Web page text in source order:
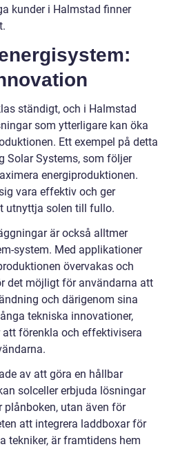
kunder i Halmstad finner
ständigt, och i Halmstad
som ytterligare kan öka
Ett exempel på detta
Solar Systems, som följer
energiproduktionen.
vara effektiv och ger
utnyttja solen till fullo.
är också alltmer
system. Med applikationer
övervakas och
det möjligt för användarna att
och därigenom sina
tekniska innovationer,
förenkla och effektivisera
av att göra en hållbar
solceller erbjuda lösningar
utan även för
att integrera laddboxar för
tekniker, är framtidens hem